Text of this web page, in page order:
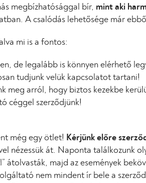
megbízhatósággal bír, mint aki
A csalódás lehetősége már
mi is a fontos:
de legalább is könnyen elérhető
tudjunk velük kapcsolatot tartani!
meg arról, hogy biztos kezekbe
céggel szerződjünk!
még egy ötlet! Kérjünk előre
nézessük át. Naponta találkozunk
átolvasták, majd az események
nem mindent ír bele a